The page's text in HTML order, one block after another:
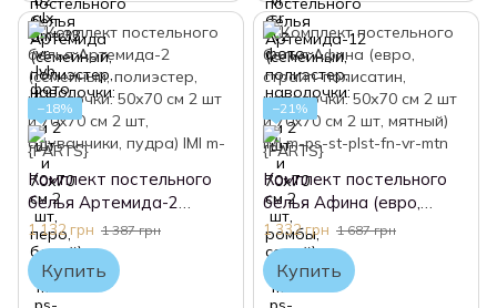
−18%
Комплект постельного
белья Артемида-2
(семейный, полиэстер,
наволочки: 50х70 см 2 шт
и 70х70 см 2 шт,
одуванчики, пудра) IMI
1 132 грн 1 387 грн
Купить
−21%
Комплект постельного
белья Афина (евро,
страйп-полисатин,
наволочки: 50х70 см 2 шт
и 70х70 см 2 шт, мятный)
IMI
1 332 грн 1 687 грн
Купить